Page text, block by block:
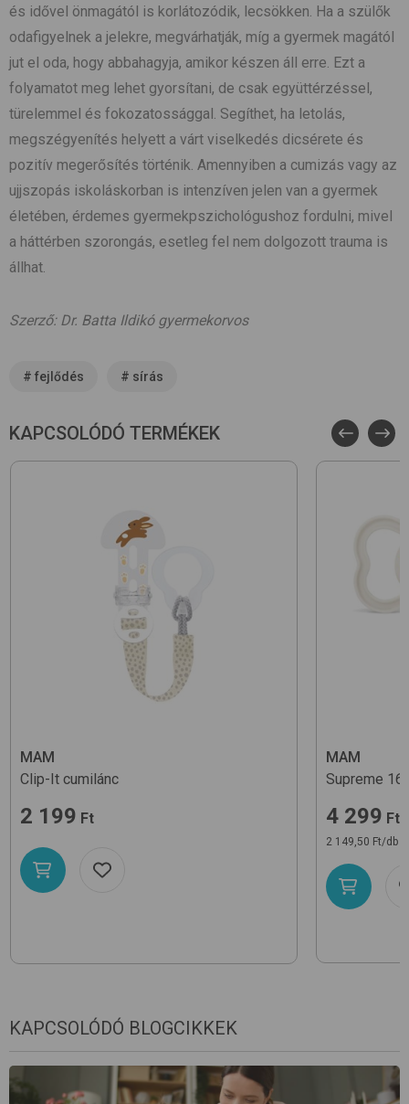
és idővel önmagától is korlátozódik, lecsökken. Ha a szülők
odafigyelnek a jelekre, megvárhatják, míg a gyermek magától
jut el oda, hogy abbahagyja, amikor készen áll erre. Ezt a
folyamatot meg lehet gyorsítani, de csak együttérzéssel,
türelemmel és fokozatossággal. Segíthet, ha letolás,
megszégyenítés helyett a várt viselkedés dicsérete és
pozitív megerősítés történik. Amennyiben a cumizás vagy az
ujjszopás iskoláskorban is intenzíven jelen van a gyermek
életében, érdemes gyermekpszichológushoz fordulni, mivel
a háttérben szorongás, esetleg fel nem dolgozott trauma is
állhat.
Szerző: Dr. Batta Ildikó gyermekorvos
# fejlődés # sírás
KAPCSOLÓDÓ TERMÉKEK
MAM
Clip-It cumilánc
2 199 Ft
MAM
Supreme
4 299 Ft
2 149,50 Ft/db
KAPCSOLÓDÓ BLOGCIKKEK